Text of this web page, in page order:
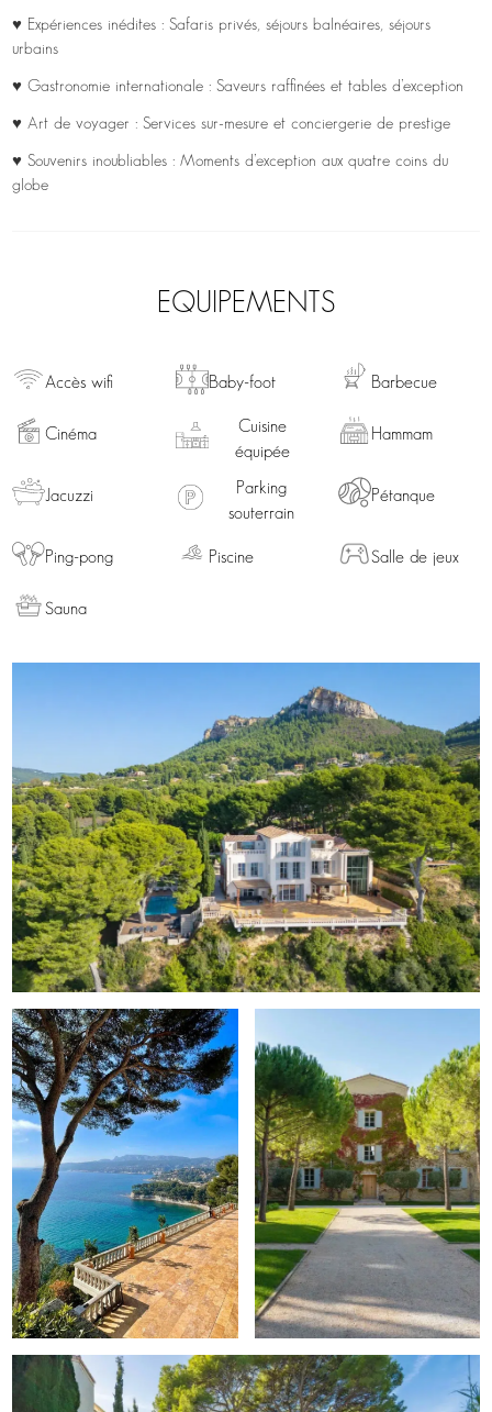
♥ Expériences inédites : Safaris privés, séjours balnéaires, séjours
urbains
♥ Gastronomie internationale : Saveurs raffinées et tables d’exception
♥ Art de voyager : Services sur-mesure et conciergerie de prestige
♥ Souvenirs inoubliables : Moments d’exception aux quatre coins du
globe
EQUIPEMENTS
Accès wifi Baby-foot Barbecue
Cinéma
Cuisine
équipée
Hammam
Jacuzzi
Parking
souterrain
Pétanque
Ping-pong Piscine Salle de jeux
Sauna